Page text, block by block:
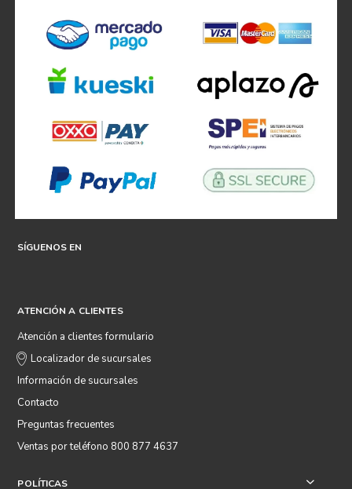
SÍGUENOS EN
ATENCIÓN A CLIENTES
Atención a clientes formulario
Localizador de sucursales
Información de sucursales
Contacto
Preguntas frecuentes
Ventas por teléfono 800 877 4637
POLÍTICAS +